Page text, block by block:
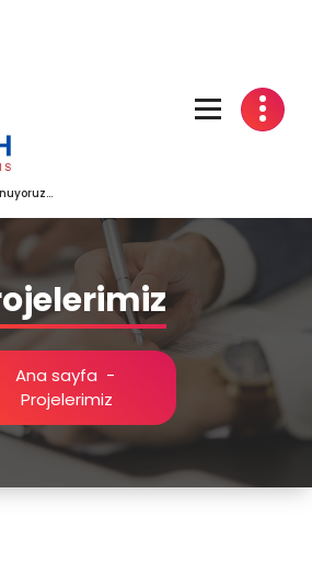
Ana sayfa -
Projelerimiz